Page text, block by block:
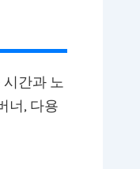
간과 노
너, 다용